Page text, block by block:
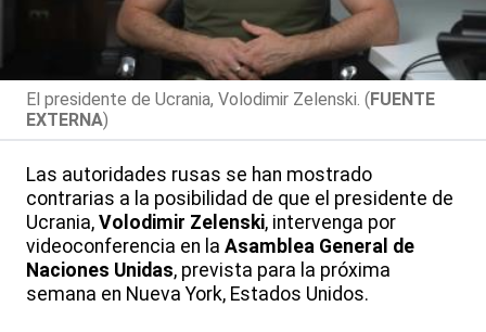
El presidente de Ucrania, Volodimir Zelenski. (FUENTE
EXTERNA)
Las autoridades rusas se han mostrado
contrarias a la posibilidad de que el presidente de
Ucrania, Volodimir Zelenski, intervenga por
videoconferencia en la Asamblea General de
Naciones Unidas, prevista para la próxima
semana en Nueva York, Estados Unidos.